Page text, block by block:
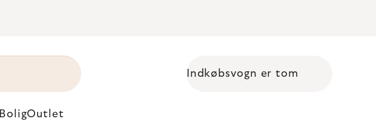
Shopping cart
Indkøbsvogn er tom
BoligOutlet